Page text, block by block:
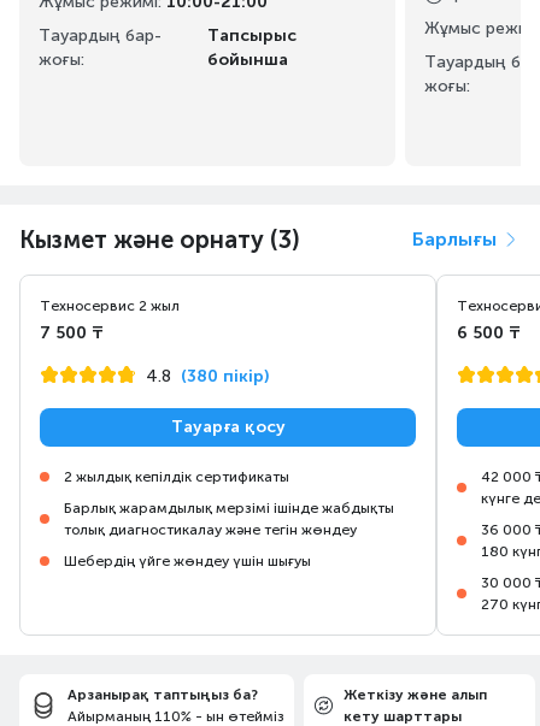
Тауардың бар-
жоғы:
Тапсырыс
бойынша
Жұмыс
Тауардың
жоғы:
Кызмет және орнату (3) Барлығы
Техносервис 2 жыл
7 500 ₸
4.8 (380 пікір)
Тауарға қосу
2 жылдық кепілдік сертификаты
Барлық жарамдылық мерзімі ішінде жабдықты
толық диагностикалау және тегін жөндеу
Шебердің үйге жөндеу үшін шығуы
6 500 ₸
42 000
күнге
36 000
180
30 000
270
Арзанырақ таптыңыз ба?
Айырманың 110% - ын өтейміз
Жеткізу және алып
кету шарттары